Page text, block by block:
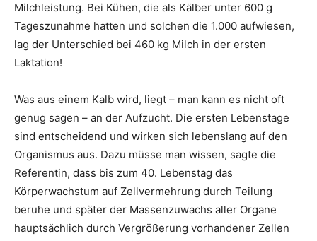
Milchleistung. Bei Kühen, die als Kälber unter 600 g
Tageszunahme hatten und solchen die 1.000 aufwiesen,
lag der Unterschied bei 460 kg Milch in der ersten
Laktation!
Was aus einem Kalb wird, liegt – man kann es nicht oft
genug sagen – an der Aufzucht. Die ersten Lebenstage
sind entscheidend und wirken sich lebenslang auf den
Organismus aus. Dazu müsse man wissen, sagte die
Referentin, dass bis zum 40. Lebenstag das
Körperwachstum auf Zellvermehrung durch Teilung
beruhe und später der Massenzuwachs aller Organe
hauptsächlich durch Vergrößerung vorhandener Zellen